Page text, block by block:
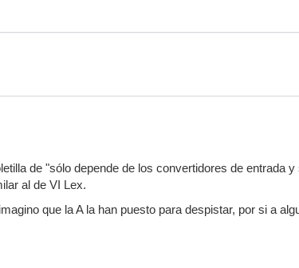
de "sólo depende de los convertidores de entrada
al de VI Lex.
que la A la han puesto para despistar, por si a